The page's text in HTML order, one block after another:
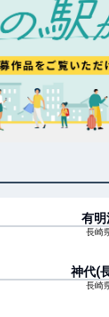
有明
長崎
神代(
長崎